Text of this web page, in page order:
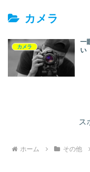
カメラ
カメラ
一
い
ス
ホーム その他